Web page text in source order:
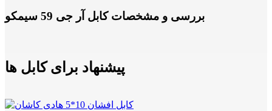
بررسی و مشخصات کابل آر جی 59 سیمکو
پیشنهاد برای کابل ها